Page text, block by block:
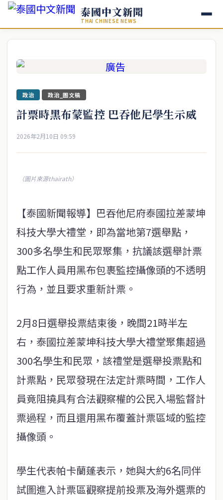
泰國中文新聞
THAI CHINESE NEWS
政治 政治_圖文稿
計票時黑布蒙監控 巴吞他尼學生示威
2026年2月10日 09:59
（圖片來源thairath）
【泰國新聞報導】巴吞他尼府泰國拉差蒙坤
科技大學大禮堂，即為當地第7選舉點，
300多名學生和民眾聚集，抗議該選舉計票
點工作人員用黑布包裹監控攝像頭的不透明
行為，並且要求重新計票。
2月8日選舉投票結束後，晚間21時半左
右，泰國拉差蒙坤科技大學大禮堂聚集超過
300名學生和民眾，該禮堂是選舉投票點和
計票點，民眾發現在法定計票時間，工作人
員竟阻撓具有合法觀察權的公民入場監督計
票過程，而且還用黑布覆蓋計票區域的監控
攝像頭。
學生代表帕卡蘭蓬表示，她與大約6名同伴
試圖進入計票區觀察提前投票及海外選票的